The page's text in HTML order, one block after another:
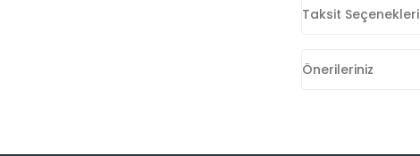
Taksit Seçenekleri
Önerileriniz